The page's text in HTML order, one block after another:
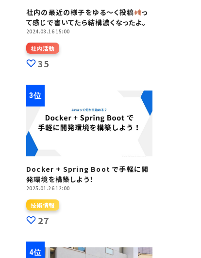
社内の最近の様子をゆる～く投稿
っ
て感じで書いてたら結構濃くなったよ。
2024.08.16 15:00
社内活動
35
Docker + Spring Boot で手軽に開
発環境を構築しよう！
2025.01.26 12:00
技術情報
27